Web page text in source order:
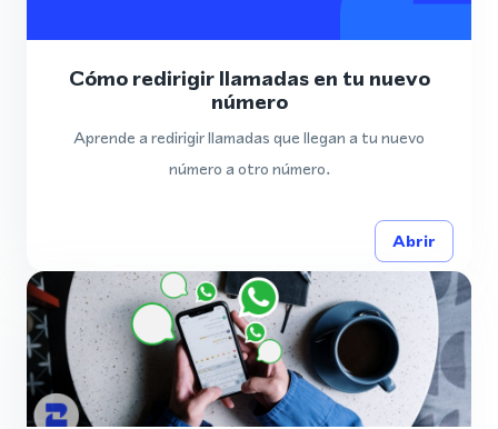
Cómo redirigir llamadas en tu nuevo
número
Aprende a redirigir llamadas que llegan a tu nuevo
número a otro número.
Abrir